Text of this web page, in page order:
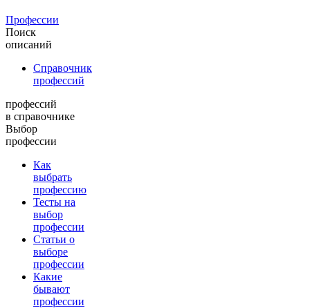
Профессии
Поиск
описаний
Справочник
профессий
профессий
в справочнике
Выбор
профессии
Как
выбрать
профессию
Тесты на
выбор
профессии
Статьи о
выборе
профессии
Какие
бывают
профессии